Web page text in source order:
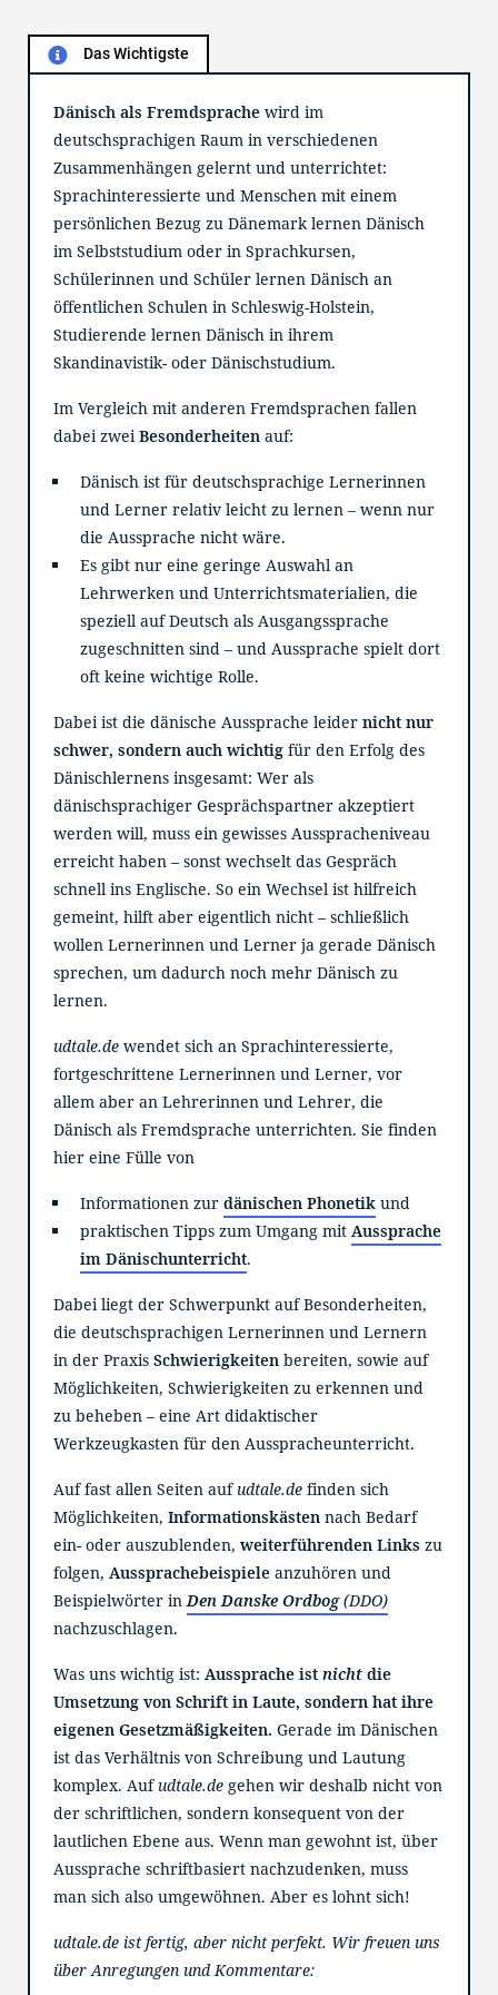
 Das Wichtigste
Dänisch als Fremdsprache wird im
deutschsprachigen Raum in verschiedenen
Zusammenhängen gelernt und unterrichtet:
Sprachinteressierte und Menschen mit einem
persönlichen Bezug zu Dänemark lernen Dänisch
im Selbststudium oder in Sprachkursen,
Schülerinnen und Schüler lernen Dänisch an
öffentlichen Schulen in Schleswig-Holstein,
Studierende lernen Dänisch in ihrem
Skandinavistik- oder Dänischstudium.
Im Vergleich mit anderen Fremdsprachen fallen
dabei zweiBesonderheiten auf:
Dänisch ist für deutschsprachige Lernerinnen
und Lerner relativ leicht zu lernen – wenn nur
die Aussprache nicht wäre.
Es gibt nur eine geringe Auswahl an
Lehrwerken und Unterrichtsmaterialien, die
speziell auf Deutsch als Ausgangssprache
zugeschnitten sind – und Aussprache spielt dort
oft keine wichtige Rolle.
Dabei ist die dänische Aussprache leidernicht nur
schwer, sondern auch wichtig für den Erfolg des
Dänischlernens insgesamt: Wer als
dänischsprachiger Gesprächspartner akzeptiert
werden will, muss ein gewisses Ausspracheniveau
erreicht haben – sonst wechselt das Gespräch
schnell ins Englische. So ein Wechsel ist hilfreich
gemeint, hilft aber eigentlich nicht – schließlich
wollen Lernerinnen und Lerner ja gerade Dänisch
sprechen, um dadurch noch mehr Dänisch zu
lernen.
udtale.de wendet sich an Sprachinteressierte,
fortgeschrittene Lernerinnen und Lerner, vor
allem aber an Lehrerinnen und Lehrer, die
Dänisch als Fremdsprache unterrichten. Sie finden
hier eine Fülle von
Informationen zurdänischen Phonetik und
praktischen Tipps zum Umgang mitAussprache
im Dänischunterricht.
Dabei liegt der Schwerpunkt auf Besonderheiten,
die deutschsprachigen Lernerinnen und Lernern
in der PraxisSchwierigkeiten bereiten, sowie auf
Möglichkeiten, Schwierigkeiten zu erkennen und
zu beheben – eine Art didaktischer
Werkzeugkasten für den Ausspracheunterricht.
Auf fast allen Seiten auf udtale.de finden sich
Möglichkeiten,Informationskästen nach Bedarf
ein- oder auszublenden,weiterführenden Links zu
folgen,Aussprachebeispiele anzuhören und
Beispielwörter inDen Danske Ordbog (DDO)
nachzuschlagen.
Was uns wichtig ist:Aussprache istnicht die
Umsetzung von Schrift in Laute, sondern hat ihre
eigenen Gesetzmäßigkeiten. Gerade im Dänischen
ist das Verhältnis von Schreibung und Lautung
komplex. Auf udtale.de gehen wir deshalb nicht von
der schriftlichen, sondern konsequent von der
lautlichen Ebene aus. Wenn man gewohnt ist, über
Aussprache schriftbasiert nachzudenken, muss
man sich also umgewöhnen. Aber es lohnt sich!
udtale.de ist fertig, aber nicht perfekt. Wir freuen uns
über Anregungen und Kommentare: